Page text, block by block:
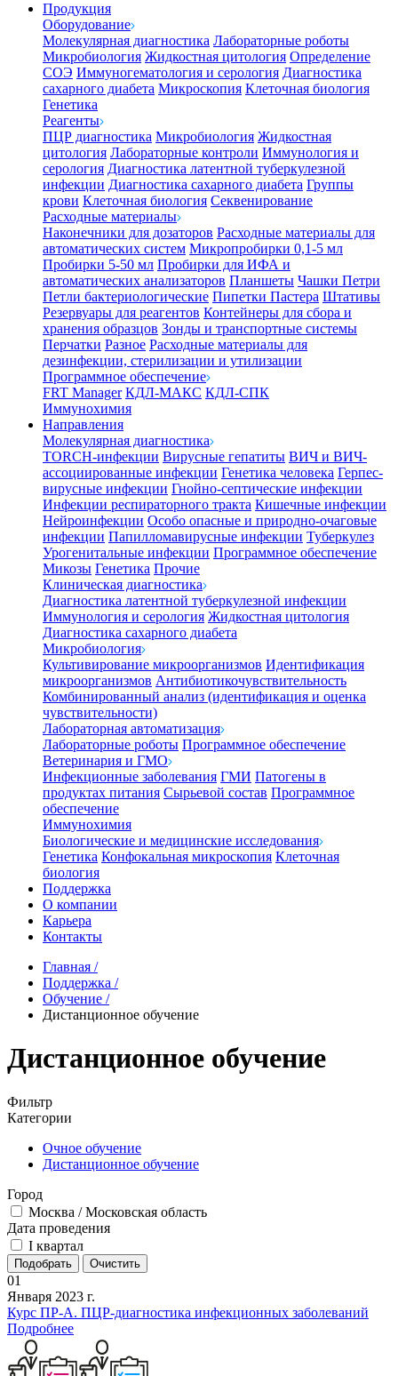
Продукция
Оборудование
Молекулярная диагностика Лабораторные роботы
Микробиология Жидкостная цитология Определение
СОЭ Иммуногематология и серология Диагностика
сахарного диабета Микроскопия Клеточная биология
Генетика
Реагенты
ПЦР диагностика Микробиология Жидкостная
цитология Лабораторные контроли Иммунология и
серология Диагностика латентной туберкулезной
инфекции Диагностика сахарного диабета Группы
крови Клеточная биология Секвенирование
Расходные материалы
Наконечники для дозаторов Расходные материалы для
автоматических систем Микропробирки 0,1-5 мл
Пробирки 5-50 мл Пробирки для ИФА и
автоматических анализаторов Планшеты Чашки Петри
Петли бактериологические Пипетки Пастера Штативы
Резервуары для реагентов Контейнеры для сбора и
хранения образцов Зонды и транспортные системы
Перчатки Разное Расходные материалы для
дезинфекции, стерилизации и утилизации
Программное обеспечение
FRT Manager КДЛ-МАКС КДЛ-СПК
Иммунохимия
Направления
Молекулярная диагностика
TORCH-инфекции Вирусные гепатиты ВИЧ и ВИЧ-
ассоциированные инфекции Генетика человека Герпес-
вирусные инфекции Гнойно-септические инфекции
Инфекции респираторного тракта Кишечные инфекции
Нейроинфекции Особо опасные и природно-очаговые
инфекции Папилломавирусные инфекции Туберкулез
Урогенитальные инфекции Программное обеспечение
Микозы Генетика Прочие
Клиническая диагностика
Диагностика латентной туберкулезной инфекции
Иммунология и серология Жидкостная цитология
Диагностика сахарного диабета
Микробиология
Культивирование микроорганизмов Идентификация
микроорганизмов Антибиотикочувствительность
Комбинированный анализ (идентификация и оценка
чувствительности)
Лабораторная автоматизация
Лабораторные роботы Программное обеспечение
Ветеринария и ГМО
Инфекционные заболевания ГМИ Патогены в
продуктах питания Сырьевой состав Программное
обеспечение
Иммунохимия
Биологические и медицинские исследования
Генетика Конфокальная микроскопия Клеточная
биология
Поддержка
О компании
Карьера
Контакты
Главная /
Поддержка /
Обучение /
Дистанционное обучение
Дистанционное обучение
Фильтр
Категории
Очное обучение
Дистанционное обучение
Город
Москва / Московская область
Дата проведения
I квартал
01
Января 2023 г.
Курс ПР-А. ПЦР-диагностика инфекционных заболеваний
Подробнее